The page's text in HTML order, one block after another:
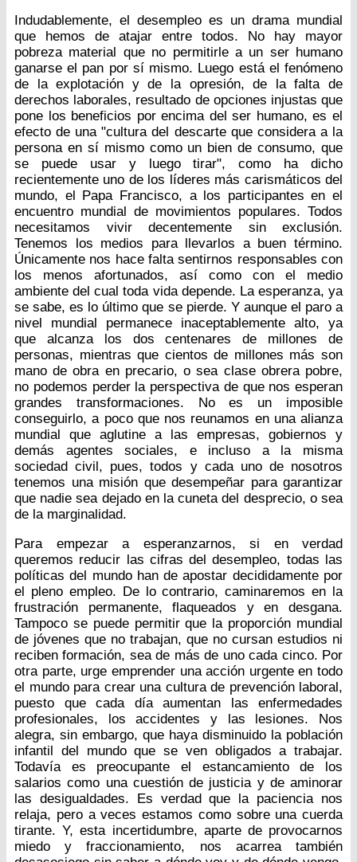
Indudablemente, el desempleo es un drama mundial
que hemos de atajar entre todos. No hay mayor
pobreza material que no permitirle a un ser humano
ganarse el pan por sí mismo. Luego está el fenómeno
de la explotación y de la opresión, de la falta de
derechos laborales, resultado de opciones injustas que
pone los beneficios por encima del ser humano, es el
efecto de una "cultura del descarte que considera a la
persona en sí mismo como un bien de consumo, que
se puede usar y luego tirar", como ha dicho
recientemente uno de los líderes más carismáticos del
mundo, el Papa Francisco, a los participantes en el
encuentro mundial de movimientos populares. Todos
necesitamos vivir decentemente sin exclusión.
Tenemos los medios para llevarlos a buen término.
Únicamente nos hace falta sentirnos responsables con
los menos afortunados, así como con el medio
ambiente del cual toda vida depende. La esperanza, ya
se sabe, es lo último que se pierde. Y aunque el paro a
nivel mundial permanece inaceptablemente alto, ya
que alcanza los dos centenares de millones de
personas, mientras que cientos de millones más son
mano de obra en precario, o sea clase obrera pobre,
no podemos perder la perspectiva de que nos esperan
grandes transformaciones. No es un imposible
conseguirlo, a poco que nos reunamos en una alianza
mundial que aglutine a las empresas, gobiernos y
demás agentes sociales, e incluso a la misma
sociedad civil, pues, todos y cada uno de nosotros
tenemos una misión que desempeñar para garantizar
que nadie sea dejado en la cuneta del desprecio, o sea
de la marginalidad.
Para empezar a esperanzarnos, si en verdad
queremos reducir las cifras del desempleo, todas las
políticas del mundo han de apostar decididamente por
el pleno empleo. De lo contrario, caminaremos en la
frustración permanente, flaqueados y en desgana.
Tampoco se puede permitir que la proporción mundial
de jóvenes que no trabajan, que no cursan estudios ni
reciben formación, sea de más de uno cada cinco. Por
otra parte, urge emprender una acción urgente en todo
el mundo para crear una cultura de prevención laboral,
puesto que cada día aumentan las enfermedades
profesionales, los accidentes y las lesiones. Nos
alegra, sin embargo, que haya disminuido la población
infantil del mundo que se ven obligados a trabajar.
Todavía es preocupante el estancamiento de los
salarios como una cuestión de justicia y de aminorar
las desigualdades. Es verdad que la paciencia nos
relaja, pero a veces estamos como sobre una cuerda
tirante. Y, esta incertidumbre, aparte de provocarnos
miedo y fraccionamiento, nos acarrea también